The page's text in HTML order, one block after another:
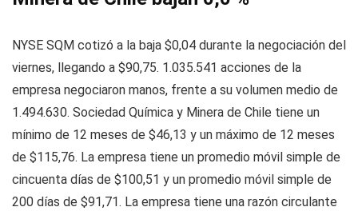
NYSE SQM cotizó a la baja $0,04 durante la negociación del
viernes, llegando a $90,75. 1.035.541 acciones de la
empresa negociaron manos, frente a su volumen medio de
1.494.630. Sociedad Química y Minera de Chile tiene un
mínimo de 12 meses de $46,13 y un máximo de 12 meses
de $115,76. La empresa tiene un promedio móvil simple de
cincuenta días de $100,51 y un promedio móvil simple de
200 días de $91,71. La empresa tiene una razón circulante